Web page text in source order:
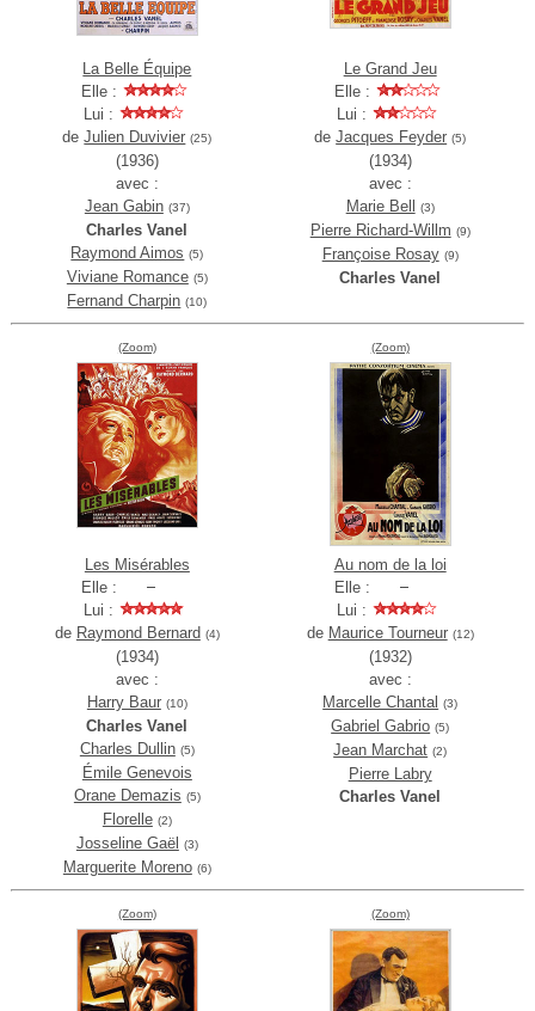
La Belle Équipe
Elle :
Lui :
deJulien Duvivier (25)
(1936)
avec :
Jean Gabin (37)
Charles Vanel
Raymond Aimos (5)
Viviane Romance (5)
Fernand Charpin (10)
Le Grand Jeu
Elle :
Lui :
deJacques Feyder (5)
(1934)
avec :
Marie Bell
(3)
Pierre Richard-Willm (9)
Françoise Rosay (9)
Charles Vanel
(Zoom)
Les Misérables
Elle :
Lui :
de Raymond Bernard (4)
(1934)
avec :
Harry Baur (10)
Charles Vanel
Charles Dullin (5)
Émile Genevois
Orane Demazis (5)
Florelle (2)
Josseline Gaël (3)
Marguerite Moreno (6)
(Zoom)
Au nom de la loi
Elle :
Lui :
de Maurice Tourneur (12)
(1932)
avec :
Marcelle Chantal (3)
Gabriel Gabrio (5)
Jean Marchat (2)
Pierre Labry
Charles Vanel
(Zoom) (Zoom)